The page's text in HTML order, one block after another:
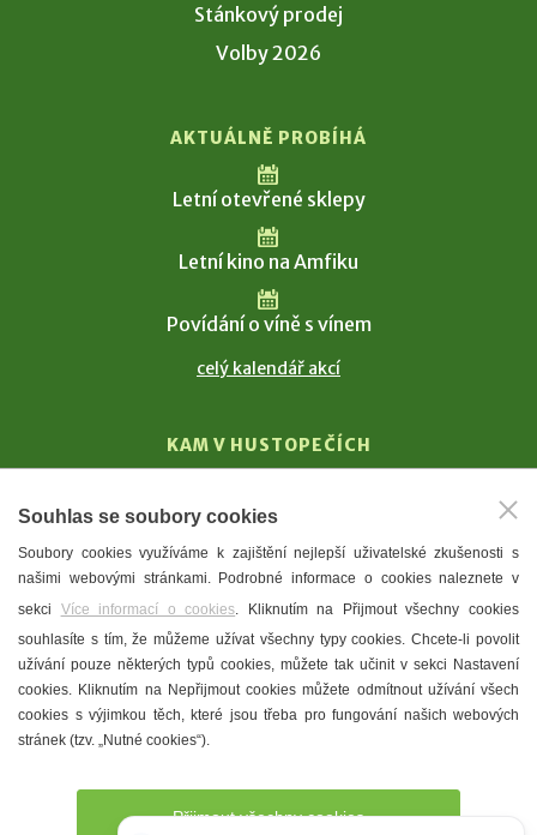
Stánkový prodej
Volby 2026
AKTUÁLNĚ PROBÍHÁ
Letní otevřené sklepy
Letní kino na Amfiku
Povídání o víně s vínem
celý kalendář akcí
KAM V HUSTOPEČÍCH
T. G. Masaryk
Mandloně
Ubytování
Restaurace
Městské muzeum a galerie
Denní meníčka
Souhlas se soubory cookies
Soubory cookies využíváme k zajištění nejlepší uživatelské zkušenosti s
našimi webovými stránkami. Podrobné informace o cookies naleznete v
sekci Více informací o cookies. Kliknutím na Přijmout všechny cookies
souhlasíte s tím, že můžeme užívat všechny typy cookies. Chcete-li povolit
užívání pouze některých typů cookies, můžete tak učinit v sekci Nastavení
cookies. Kliknutím na Nepřijmout cookies můžete odmítnout užívání všech
cookies s výjimkou těch, které jsou třeba pro fungování našich webových
stránek (tzv. „Nutné cookies“).
Přijmout všechny cookies
Potřebujete poradit?